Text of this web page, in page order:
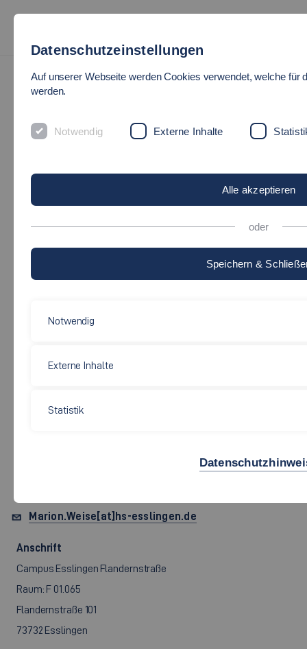
Marion.Weise[at]hs-esslingen.de
Anschrift
Campus Esslingen Flandernstraße
Raum: F 01.065
Flandernstraße 101
73732 Esslingen
Datenschutzeinstellungen
Auf unserer Webseite werden Cookies verwendet, welche für
werden.
Notwendig Externe Inhalte
Alle akzeptieren
oder
Speichern &
Notwendig
Externe Inhalte
Statistik